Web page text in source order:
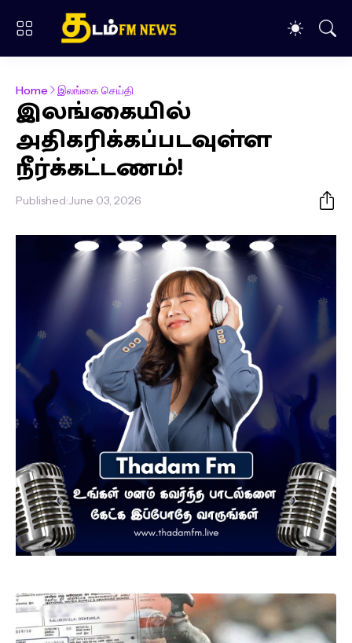
Home இலங்கை செய்தி
இலங்கையில்
அதிகரிக்கப்படவுள்ள
நீர்க்கட்டணம்!
Published:June 03, 2026